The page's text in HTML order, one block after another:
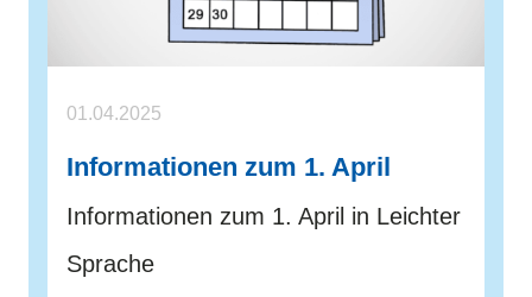
01.04.2025
Informationen zum 1. April
Informationen zum 1. April in Leichter
Sprache